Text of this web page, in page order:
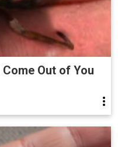
Out of You